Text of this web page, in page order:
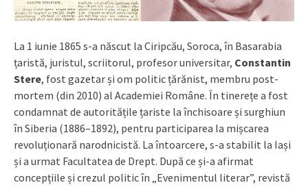
La 1 iunie 1865 s-a născut la Ciripcău, Soroca, în Basarabia
țaristă, juristul, scriitorul, profesor universitar, Constantin
Stere, fost gazetar și om politic țărănist, membru post-
mortem (din 2010) al Academiei Române. În tinerețe a fost
condamnat de autoritățile țariste la închisoare și surghiun
în Siberia (1886–1892), pentru participarea la mișcarea
revoluționară narodnicistă. La întoarcere, s-a stabilit la Iași
și a urmat Facultatea de Drept. După ce și-a afirmat
concepțiile și crezul politic în „Evenimentul literar”, revistă